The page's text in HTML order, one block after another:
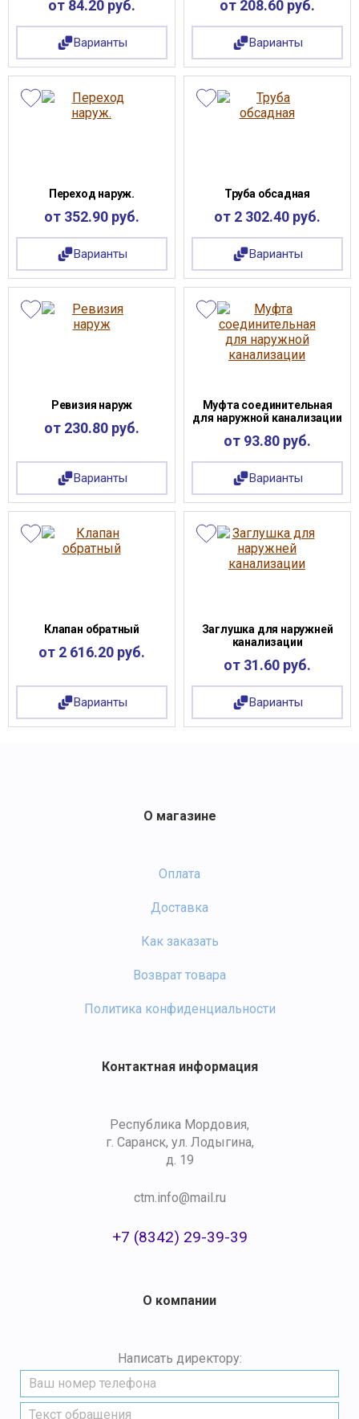
от 84.20 руб.
Варианты
от 208.60 руб.
Варианты
Переход наруж.
от 352.90 руб.
Варианты
Труба обсадная
от 2 302.40 руб.
Варианты
Ревизия наруж
от 230.80 руб.
Варианты
Муфта соединительная
для наружной канализации
от 93.80 руб.
Варианты
Клапан обратный
от 2 616.20 руб.
Варианты
Заглушка для наружней
канализации
от 31.60 руб.
Варианты
О магазине
Оплата
Доставка
Как заказать
Возврат товара
Политика конфиденциальности
О компании
Написать директору:
Контактная информация
Республика Мордовия,
г. Саранск, ул. Лодыгина,
д. 19
ctm.info@mail.ru
+7 (8342) 29-39-39